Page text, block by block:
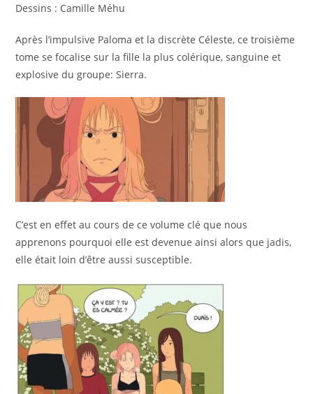
Dessins : Camille Méhu
Après l’impulsive Paloma et la discrète Céleste, ce troisième
tome se focalise sur la fille la plus colérique, sanguine et
explosive du groupe: Sierra.
C’est en effet au cours de ce volume clé que nous
apprenons pourquoi elle est devenue ainsi alors que jadis,
elle était loin d’être aussi susceptible.